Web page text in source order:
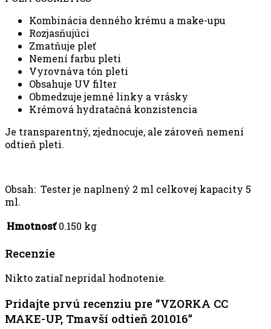
Kombinácia denného krému a make-upu
Rozjasňujúci
Zmatňuje pleť
Nemení farbu pleti
Vyrovnáva tón pleti
Obsahuje UV filter
Obmedzuje jemné linky a vrásky
Krémová hydratačná konzistencia
Je transparentný, zjednocuje, ale zároveň nemení
odtieň pleti.
Obsah: Tester je naplnený 2 ml celkovej kapacity 5
ml.
Hmotnosť 0.150 kg
Recenzie
Nikto zatiaľ nepridal hodnotenie.
Pridajte prvú recenziu pre “VZORKA CC
MAKE-UP, Tmavší odtieň 201016”